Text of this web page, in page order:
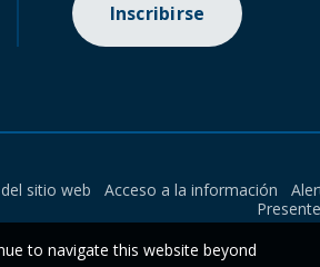
Inscribirse
sitio web Acceso a la información
to navigate this website beyond